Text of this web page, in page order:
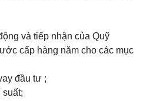
và tiếp nhận của Quỹ
cấp hàng năm cho các mục
đầu tư ;
suất;